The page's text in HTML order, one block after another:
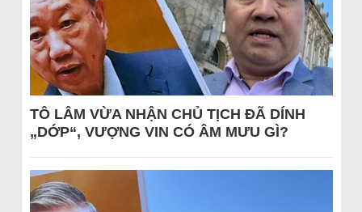
TÔ LÂM VỪA NHẬN CHỦ TỊCH ĐÃ DÍNH
„DỚP“, VƯỢNG VIN CÓ ÂM MƯU GÌ?